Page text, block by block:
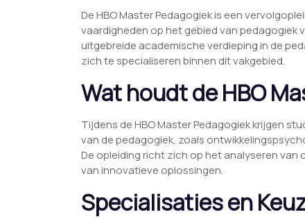
De HBO Master Pedagogiek is een
vaardigheden op het gebied van pedagogiek
uitgebreide academische verdieping in de
zich te specialiseren binnen dit vakgebied.
Wat houdt de HBO
Tijdens de HBO Master Pedagogiek krijgen
van de pedagogiek, zoals
De opleiding richt zich op het analyseren
van innovatieve oplossingen.
Specialisaties en